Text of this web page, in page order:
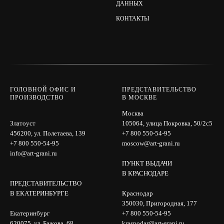
ДАННЫХ
КОНТАКТЫ
ГОЛОВНОЙ ОФИС И
ПРОИЗВОДСТВО
Златоуст
456200, ул. Полетаева, 139
+7 800 550-54-95
info@art-grani.ru
ПРЕДСТАВИТЕЛЬСТВО
В ЕКАТЕРИНБУРГЕ
Екатеринбург
ПРЕДСТАВИТЕЛЬСТВО
В МОСКВЕ
Москва
105064, улица Покровка, 50/2с5
+7 800 550-54-95
moscow@art-grani.ru
ПУНКТ ВЫДАЧИ
В КРАСНОДАРЕ
Краснодар
350030, Пригородная, 177
+7 800 550-54-95